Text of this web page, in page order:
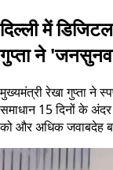
दिल्ली में
गुप्ता ने
मुख्यमंत्री रेखा गुप्ता ने
समाधान 15 दिनों के
को और अधिक जवाबदेह